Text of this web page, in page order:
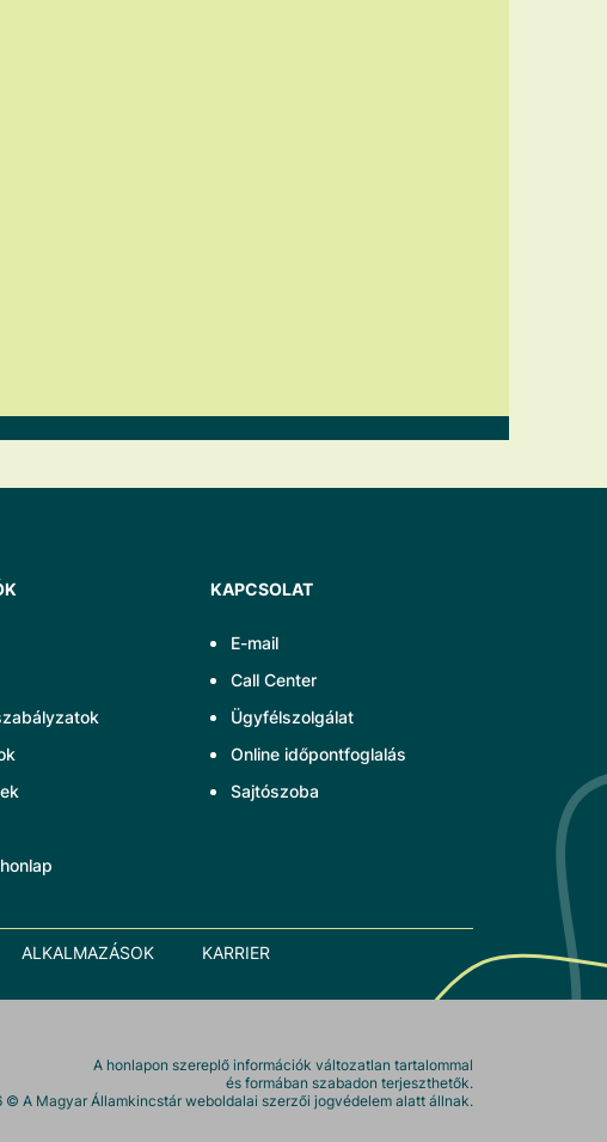
KAPCSOLAT
E-mail
Call Center
Ügyfélszolgálat
Online időpontfoglalás
Sajtószoba
ALKALMAZÁSOK KARRIER
A honlapon szereplő információk változatlan tartalommal
és formában szabadon terjeszthetők.
© A Magyar Államkincstár weboldalai szerzői jogvédelem alatt állnak.